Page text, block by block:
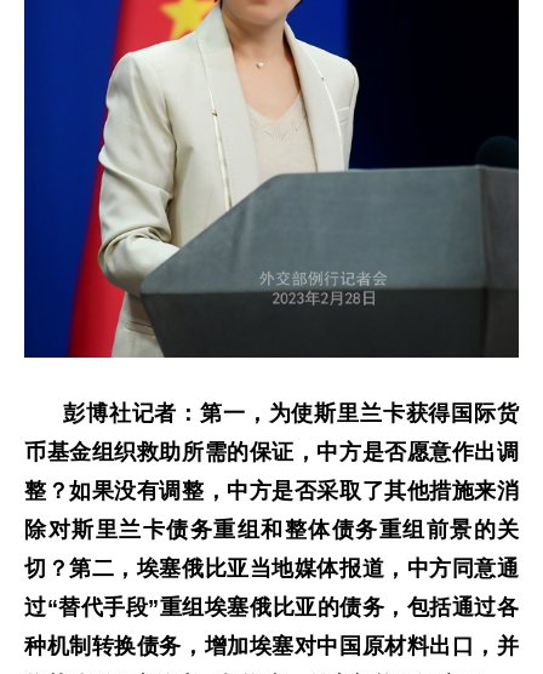
彭博社记者：第一，为使斯里兰卡获得国际货
币基金组织救助所需的保证，中方是否愿意作出调
整？如果没有调整，中方是否采取了其他措施来消
除对斯里兰卡债务重组和整体债务重组前景的关
切？第二，埃塞俄比亚当地媒体报道，中方同意通
过“替代手段”重组埃塞俄比亚的债务，包括通过各
种机制转换债务，增加埃塞对中国原材料出口，并